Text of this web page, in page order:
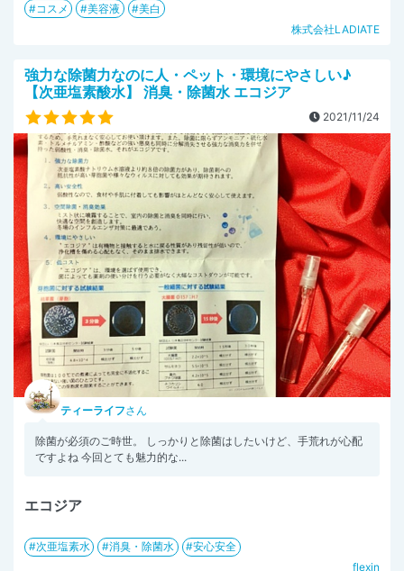
コスメ 美容液
美白
株式会社LADIATE
強力な除菌力なのに人・ペット・環境にやさしい♪
【次亜塩素酸水】 消臭・除菌水 エコジア
2021/11/24
ティーライフさん
除菌が必須のご時世。 しっかりと除菌はしたいけど、手荒れが心配
ですよね 今回とても魅力的な...
エコジア
次亜塩素水 消臭・除菌水
安心安全
flexin